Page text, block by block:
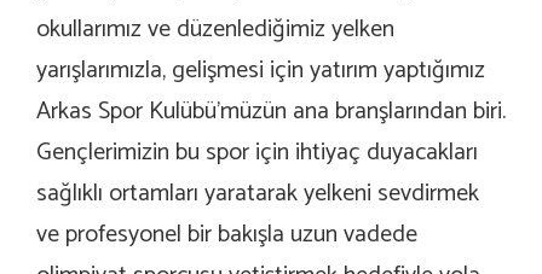
okullarımız ve düzenlediğimiz yelken
yarışlarımızla, gelişmesi için yatırım yaptığımız
Arkas Spor Kulübü’müzün ana branşlarından biri.
Gençlerimizin bu spor için ihtiyaç duyacakları
sağlıklı ortamları yaratarak yelkeni sevdirmek
ve profesyonel bir bakışla uzun vadede